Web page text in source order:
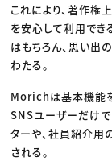
これにより、著作権
を安心して利用でき
はもちろん、思い出
わたる。
Morichは基本機能を
SNSユーザーだけで
ターや、社員紹介
される。